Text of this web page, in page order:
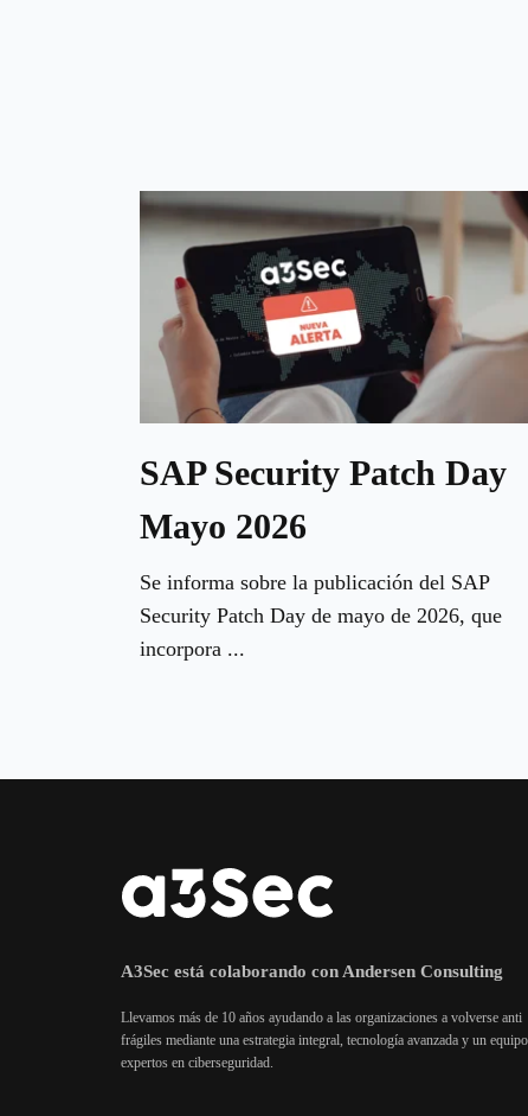
SAP Security Patch Day
Mayo 2026
Se informa sobre la publicación del SAP
Security Patch Day de mayo de 2026, que
incorpora ...
A3Sec está colaborando con Andersen Consulting
Llevamos más de 10 años ayudando a las organizaciones a volverse anti
frágiles mediante una estrategia integral, tecnología avanzada y un
expertos en ciberseguridad.